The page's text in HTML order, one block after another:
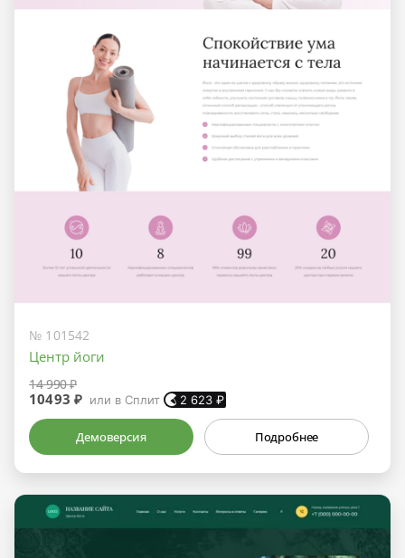
№ 101542
Центр йоги
14 990 ₽
10493 ₽ или в Сплит 2 623 ₽
Демоверсия Подробнее